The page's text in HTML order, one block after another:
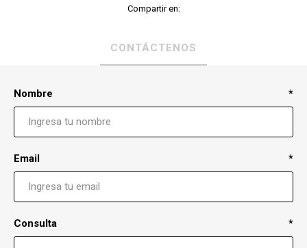
Compartir en:
CONTÁCTENOS
Nombre *
Email *
Consulta *